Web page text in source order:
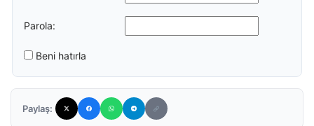
Parola:
Beni hatırla
Paylaş: